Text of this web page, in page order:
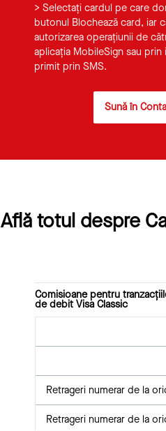
> Selectați cardul pe care
butonul Blochează card, iar
autorizarea operațiunii de
aplicația MobileSign sau
primit prin SMS.
Sună în
Află totul despre
Comisioane pentru
de debit Visa Classic
Retrageri numerar de la
Retrageri numerar de la